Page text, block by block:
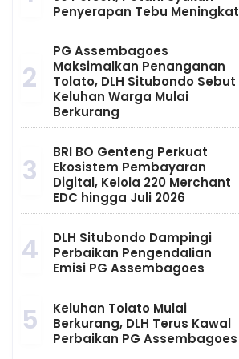
Penyerapan Tebu Meningkat
2
PG Assembagoes
Maksimalkan Penanganan
Tolato, DLH Situbondo Sebut
Keluhan Warga Mulai
Berkurang
3
BRI BO Genteng Perkuat
Ekosistem Pembayaran
Digital, Kelola 220 Merchant
EDC hingga Juli 2026
4
DLH Situbondo Dampingi
Perbaikan Pengendalian
Emisi PG Assembagoes
5
Keluhan Tolato Mulai
Berkurang, DLH Terus Kawal
Perbaikan PG Assembagoes